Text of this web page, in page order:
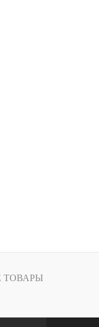
ТОВАРЫ